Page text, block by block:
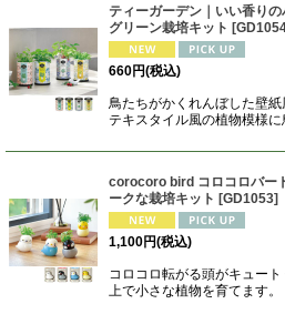
ティーガーデン｜いい香り
グリーン栽培キット [
660円(税込)
鳥たちがかくれんぼした壁
テキスタイル風の植物模様
corocoro bird コロコロバー
ークな栽培キット [GD1053]
1,100円(税込)
コロコロ転がる頭がキュー
上で小さな植物を育てます